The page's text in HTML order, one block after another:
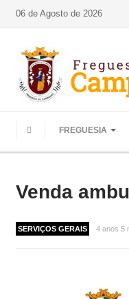
06 de Agosto de 2026
FREGUESIA
Venda
SERVIÇOS GERAIS 4 anos 5